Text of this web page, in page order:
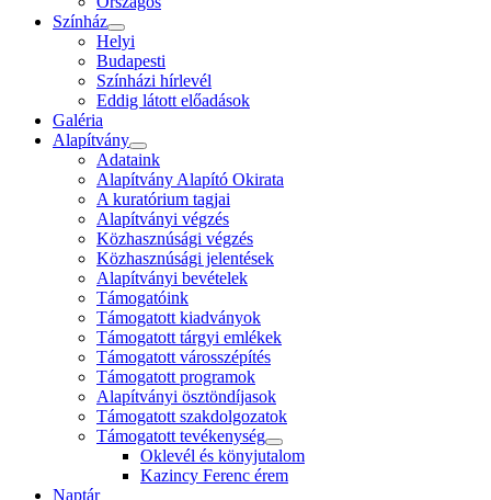
Színház
Helyi
Budapesti
Színházi hírlevél
Eddig látott előadások
Galéria
Alapítvány
Adataink
Alapítvány Alapító Okirata
A kuratórium tagjai
Alapítványi végzés
Közhasznúsági végzés
Közhasznúsági jelentések
Alapítványi bevételek
Támogatóink
Támogatott kiadványok
Támogatott tárgyi emlékek
Támogatott városszépítés
Támogatott programok
Alapítványi ösztöndíjasok
Támogatott szakdolgozatok
Támogatott tevékenység
Oklevél és könyjutalom
Kazincy Ferenc érem
Naptár